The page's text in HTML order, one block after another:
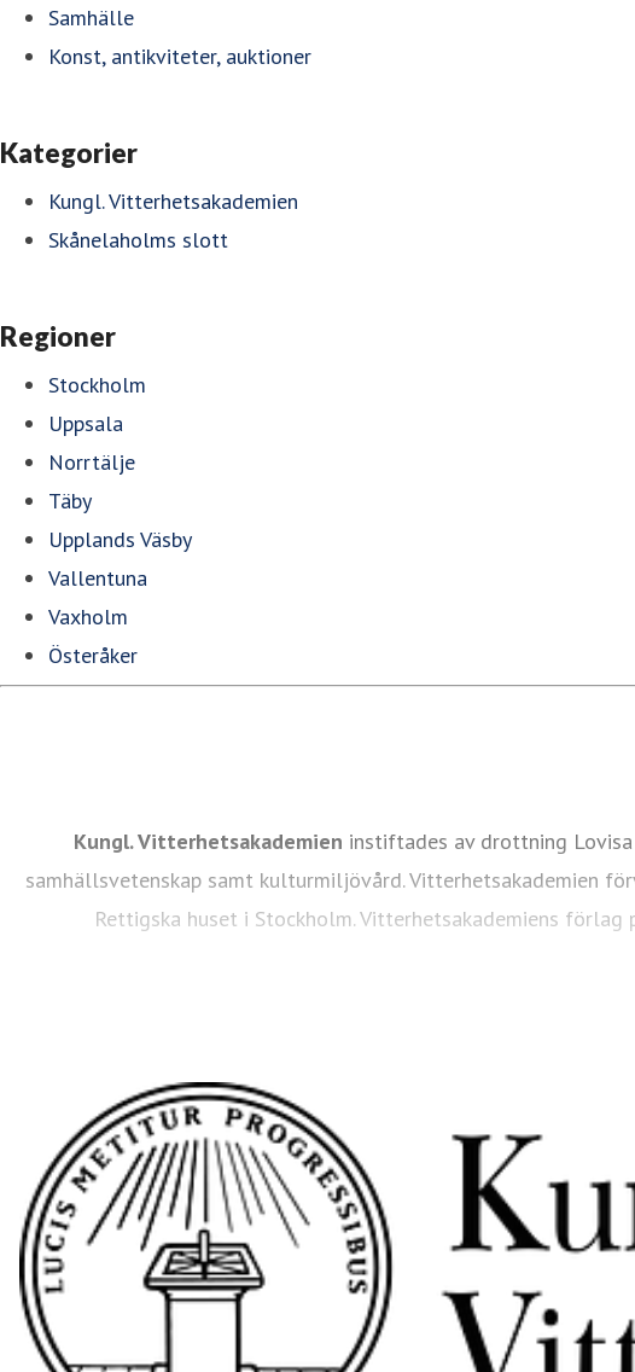
Samhälle
Konst, antikviteter, auktioner
Kategorier
Kungl. Vitterhetsakademien
Skånelaholms slott
Regioner
Stockholm
Uppsala
Norrtälje
Täby
Upplands Väsby
Vallentuna
Vaxholm
Österåker
Kungl. Vitterhetsakademien instiftades av drottning
samhällsvetenskap samt kulturmiljövård. Vitterhetsakademien
Rettigska huset i Stockholm. Vitterhetsakademiens